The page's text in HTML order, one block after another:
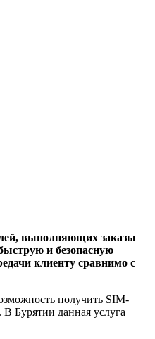
выполняющих заказы
и безопасную
клиенту сравнимо с
получить SIM-
Бурятии данная услуга